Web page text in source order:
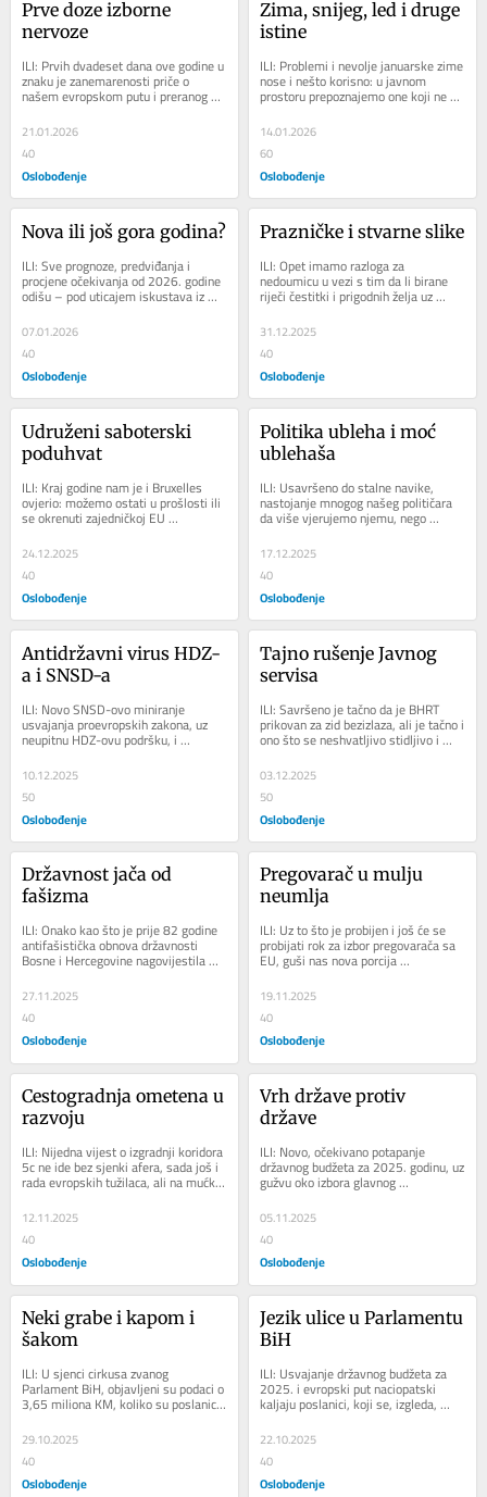
Prve doze izborne
nervoze
ILI: Prvih dvadeset dana ove godine u
znaku je zanemarenosti priče o
našem evropskom putu i preranog
hvatanja zaleta za oktobarske izbore,
što...
21.01.2026
40
Oslobođenje
Zima, snijeg, led i druge
istine
ILI: Problemi i nevolje januarske zime
nose i nešto korisno: u javnom
prostoru prepoznajemo one koji ne
odustaju od ispada, inata, ekscesa...
kao...
14.01.2026
60
Oslobođenje
Nova ili još gora godina?
ILI: Sve prognoze, predviđanja i
procjene očekivanja od 2026. godine
odišu – pod uticajem iskustava iz
prethodne i u čekanju izbora –
manjkom...
07.01.2026
40
Oslobođenje
Prazničke i stvarne slike
ILI: Opet imamo razloga za
nedoumicu u vezi s tim da li birane
riječi čestitki i prigodnih želja uz
praznike znače ono što se kaže ako
znamo da...
31.12.2025
40
Oslobođenje
Udruženi saboterski
poduhvat
ILI: Kraj godine nam je i Bruxelles
ovjerio: možemo ostati u prošlosti ili
se okrenuti zajedničkoj EU
budućnosti, što akteri blokada
našeg...
24.12.2025
40
Oslobođenje
Politika ubleha i moć
ublehaša
ILI: Usavršeno do stalne navike,
nastojanje mnogog našeg političara
da više vjerujemo njemu, nego
svojim očima i ušima, odavno je
pretvoreno u...
17.12.2025
40
Oslobođenje
Antidržavni virus HDZ-
a i SNSD-a
ILI: Novo SNSD-ovo miniranje
usvajanja proevropskih zakona, uz
neupitnu HDZ-ovu podršku, i
posljednjem optimisti je moralo
osvijetliti sliku:...
10.12.2025
50
Oslobođenje
Tajno rušenje Javnog
servisa
ILI: Savršeno je tačno da je BHRT
prikovan za zid bezizlaza, ali je tačno i
ono što se neshvatljivo stidljivo i
nedovoljno kazuje – da je to dio...
03.12.2025
50
Oslobođenje
Državnost jača od
fašizma
ILI: Onako kao što je prije 82 godine
antifašistička obnova državnosti
Bosne i Hercegovine nagovijestila
pobjedu nad fašizmom, danas njeno...
27.11.2025
40
Oslobođenje
Pregovarač u mulju
neumlja
ILI: Uz to što je probijen i još će se
probijati rok za izbor pregovarača sa
EU, guši nas nova porcija
naciopatskih kaprica i inata, koja
prijeti...
19.11.2025
40
Oslobođenje
Cestogradnja ometena u
razvoju
ILI: Nijedna vijest o izgradnji koridora
5c ne ide bez sjenki afera, sada još i
rada evropskih tužilaca, ali na mućke
i muke s izgradnjom novih...
12.11.2025
40
Oslobođenje
Vrh države protiv
države
ILI: Novo, očekivano potapanje
državnog budžeta za 2025. godinu, uz
gužvu oko izbora glavnog
pregovarača sa EU, još je jedna
potvrda opore...
05.11.2025
40
Oslobođenje
Neki grabe i kapom i
šakom
ILI: U sjenci cirkusa zvanog
Parlament BiH, objavljeni su podaci o
3,65 miliona KM, koliko su poslanici i
delegati uzeli za devet ovogodišnjih...
29.10.2025
40
Oslobođenje
Jezik ulice u Parlamentu
BiH
ILI: Usvajanje državnog budžeta za
2025. i evropski put naciopatski
kaljaju poslanici, koji se, izgleda,
najbolje ostvaruju uličarskim,
uvredljivim...
22.10.2025
40
Oslobođenje